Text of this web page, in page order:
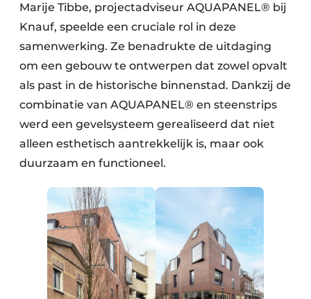
Marije Tibbe, projectadviseur AQUAPANEL® bij
Knauf, speelde een cruciale rol in deze
samenwerking. Ze benadrukte de uitdaging
om een gebouw te ontwerpen dat zowel opvalt
als past in de historische binnenstad. Dankzij de
combinatie van AQUAPANEL® en steenstrips
werd een gevelsysteem gerealiseerd dat niet
alleen esthetisch aantrekkelijk is, maar ook
duurzaam en functioneel.